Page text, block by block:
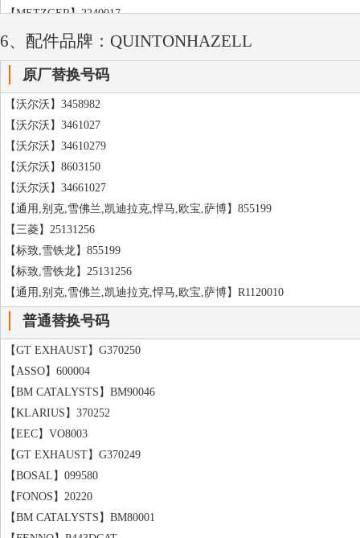
【METZGER】2240017
【TRISCAN】87502483
【美乐】6147390018
【LESJOFORS】4263408
【LESJOFORS】5263408
【KILEN】260320
【KILEN】60320
【DIEDERICHS】9980084
【AUTOMEGA】3004240319
【CS GERMANY】14774418
【KRAFT】4031600
【STELLOX】1022016SX
【PROFIT】20100493
6、配件品牌：QUINTONHAZELL
原厂替换号码
【沃尔沃】3458982
【沃尔沃】3461027
【沃尔沃】34610279
【沃尔沃】8603150
【沃尔沃】34661027
【通用,别克,雪佛兰,凯迪拉克,悍马,欧宝,萨博】855199
【三菱】25131256
【标致,雪铁龙】855199
【标致,雪铁龙】25131256
【通用,别克,雪佛兰,凯迪拉克,悍马,欧宝,萨博】R1120010
普通替换号码
【GT EXHAUST】G370250
【ASSO】600004
【BM CATALYSTS】BM90046
【KLARIUS】370252
【EEC】VO8003
【GT EXHAUST】G370249
【BOSAL】099580
【FONOS】20220
【BM CATALYSTS】BM80001